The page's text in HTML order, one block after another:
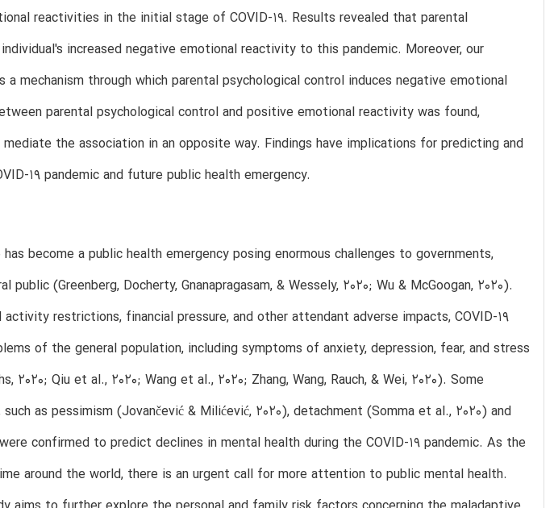
reactivities in the initial stage of COVID-19. Results revealed that parental
increased negative emotional reactivity to this pandemic. Moreover, our
mechanism through which parental psychological control induces negative emotional
parental psychological control and positive emotional reactivity was found,
the association in an opposite way. Findings have implications for predicting and
19 pandemic and future public health emergency.
has become a public health emergency posing enormous challenges to governments,
public (Greenberg, Docherty, Gnanapragasam, & Wessely, 2020; Wu & McGoogan, 2020).
restrictions, financial pressure, and other attendant adverse impacts, COVID-19
of the general population, including symptoms of anxiety, depression, fear, and stress
2020; Qiu et al., 2020; Wang et al., 2020; Zhang, Wang, Rauch, & Wei, 2020). Some
as pessimism (Jovančević & Milićević, 2020), detachment (Somma et al., 2020) and
confirmed to predict declines in mental health during the COVID-19 pandemic. As the
around the world, there is an urgent call for more attention to public mental health.